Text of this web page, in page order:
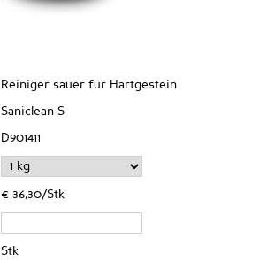
Reiniger sauer für Hartgestein
Saniclean S
D901411
€ 36,30/Stk
Stk